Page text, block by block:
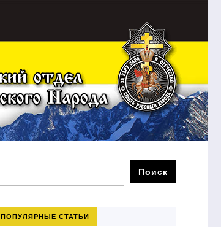
ПОПУЛЯРНЫЕ СТАТЬИ